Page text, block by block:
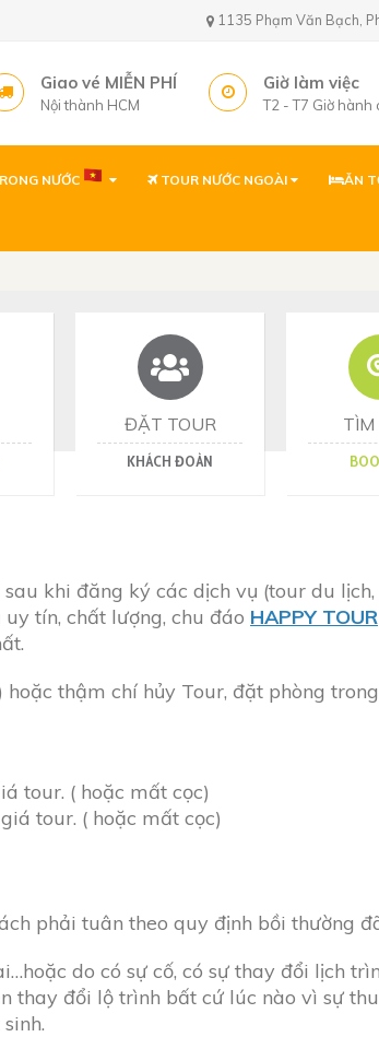
1135 Phạm Văn Bạch,
Giao vé MIỄN PHÍ
Nội thành HCM
Giờ làm việc
T2 - T7 Giờ hành
Văn phòng ( gần sân Golf)
Tp. Hồ Chí Minh
Văn phòng Quy Nhơn
60 Thanh Niên, P. Quy Nhơn, Gia
NƯỚC TOUR NƯỚC NGOÀI ĂN
ĐẶT TOUR
KHÁCH ĐOÀN
TÌM
khi đăng ký các dịch vụ (tour du
tín, chất lượng, chu đáo HAPPY TOUR
thậm chí hủy Tour, đặt phòng
tour. ( hoặc mất cọc)
tour. ( hoặc mất cọc)
phải tuân theo quy định bồi thường
do có sự cố, có sự thay đổi lịch
thay đổi lộ trình bất cứ lúc nào vì sự